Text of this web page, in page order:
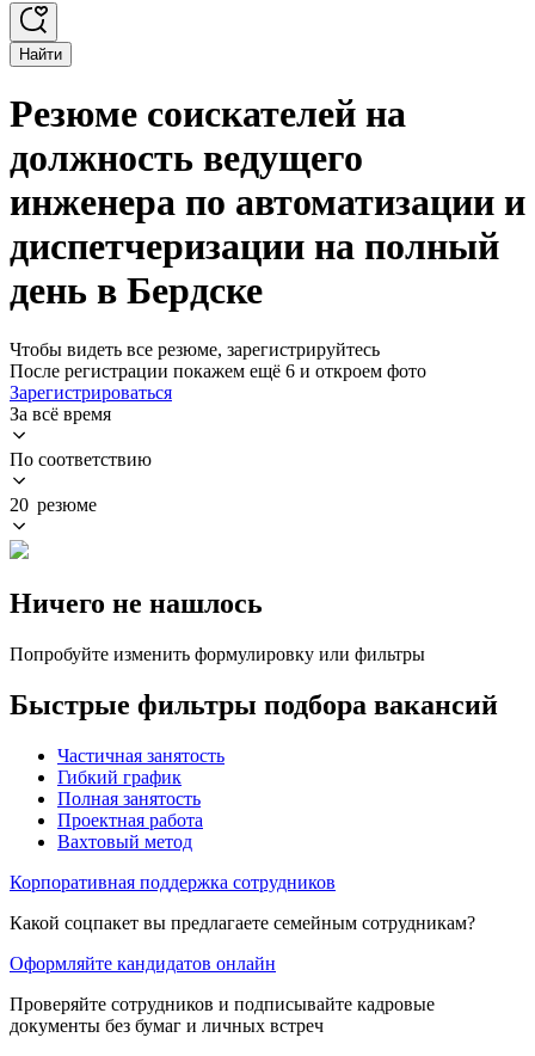
Найти
Резюме соискателей на
должность ведущего
инженера по автоматизации и
диспетчеризации на полный
день в Бердске
Чтобы видеть все резюме, зарегистрируйтесь
После регистрации покажем ещё 6 и откроем фото
Зарегистрироваться
За всё время
По соответствию
20 резюме
Ничего не нашлось
Попробуйте изменить формулировку или фильтры
Быстрые фильтры подбора вакансий
Частичная занятость
Гибкий график
Полная занятость
Проектная работа
Вахтовый метод
Корпоративная поддержка сотрудников
Какой соцпакет вы предлагаете семейным сотрудникам?
Оформляйте кандидатов онлайн
Проверяйте сотрудников и подписывайте кадровые
документы без бумаг и личных встреч